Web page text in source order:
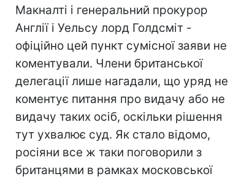
Макналті і генеральний прокурор
Англії і Уельсу лорд Голдсміт -
офіційно цей пункт сумісної заяви не
коментували. Члени британської
делегації лише нагадали, що уряд не
коментує питання про видачу або не
видачу таких осіб, оскільки рішення
тут ухвалює суд. Як стало відомо,
росіяни все ж таки поговорили з
британцями в рамках московської